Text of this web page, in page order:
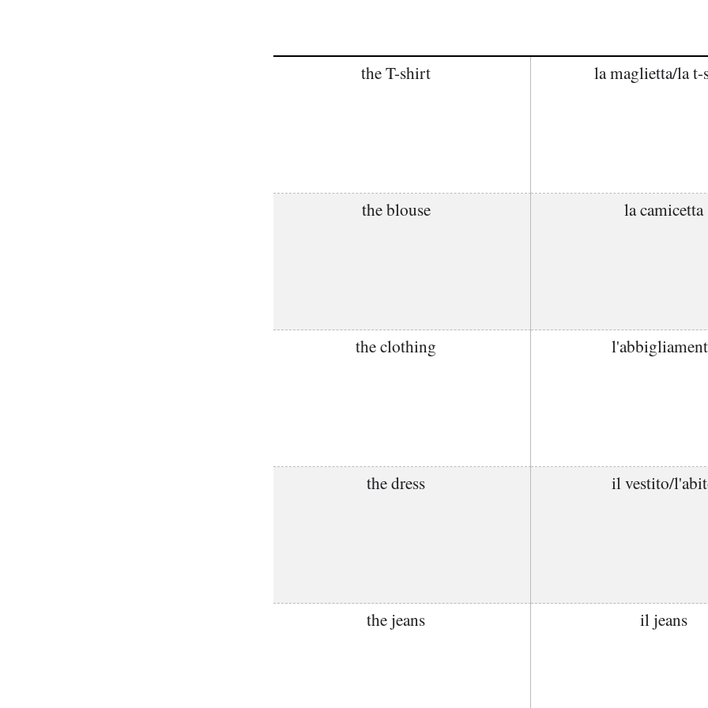
the T-shirt la maglietta/la
the blouse la camicetta
the clothing
the dress il vestito/
the jeans il jeans